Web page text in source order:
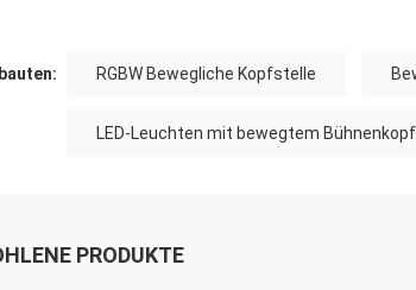
RGBW Bewegliche Kopfstelle
LED-Leuchten mit bewegtem Bühnenkopf
PRODUKTE